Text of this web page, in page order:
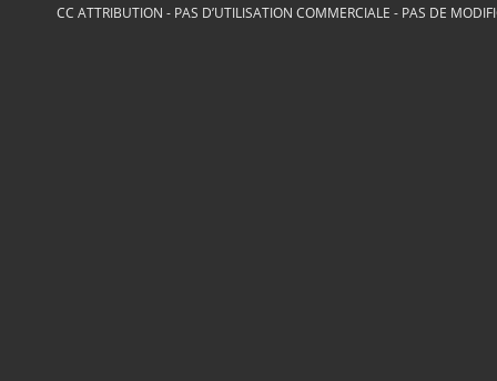
CC ATTRIBUTION - PAS D’UTILISATION COMMERCIALE - PAS DE